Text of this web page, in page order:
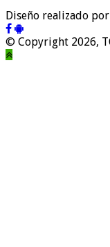
Diseño realizado por
© Copyright 2026,